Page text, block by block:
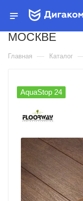
ЛАМИНАТ
(АС5)/4V/
МОСКВЕ
Главная — Каталог
AquaStop 24